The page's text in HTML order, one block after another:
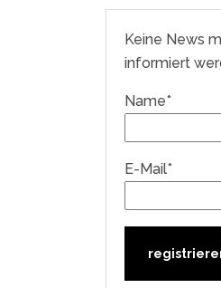
Keine News
informiert
Name*
E-Mail*